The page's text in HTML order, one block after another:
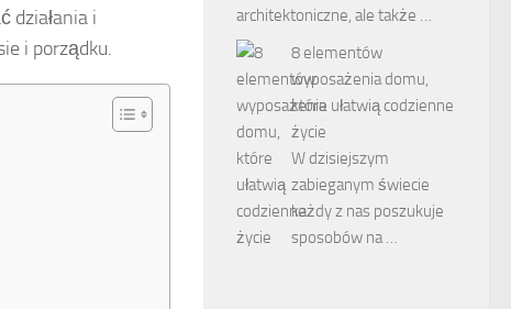
działania i
i porządku.
architektoniczne, ale także …
8 elementów
wyposażenia domu,
które ułatwią codzienne
życie
W dzisiejszym
zabieganym świecie
każdy z nas poszukuje
sposobów na …